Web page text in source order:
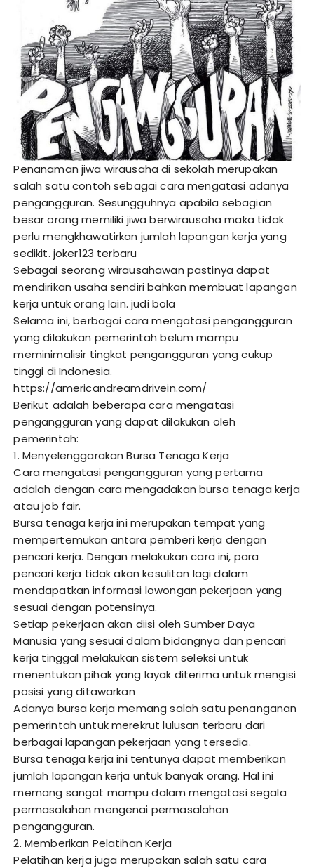
Penanaman jiwa wirausaha di sekolah merupakan
salah satu contoh sebagai cara mengatasi adanya
pengangguran. Sesungguhnya apabila sebagian
besar orang memiliki jiwa berwirausaha maka tidak
perlu mengkhawatirkan jumlah lapangan kerja yang
sedikit. joker123 terbaru
Sebagai seorang wirausahawan pastinya dapat
mendirikan usaha sendiri bahkan membuat lapangan
kerja untuk orang lain.judi bola
Selama ini, berbagai cara mengatasi pengangguran
yang dilakukan pemerintah belum mampu
meminimalisir tingkat pengangguran yang cukup
tinggi di Indonesia.
https://americandreamdrivein.com/
Berikut adalah beberapa cara mengatasi
pengangguran yang dapat dilakukan oleh
pemerintah:
1. Menyelenggarakan Bursa Tenaga Kerja
Cara mengatasi pengangguran yang pertama
adalah dengan cara mengadakan bursa tenaga kerja
atau job fair.
Bursa tenaga kerja ini merupakan tempat yang
mempertemukan antara pemberi kerja dengan
pencari kerja. Dengan melakukan cara ini, para
pencari kerja tidak akan kesulitan lagi dalam
mendapatkan informasi lowongan pekerjaan yang
sesuai dengan potensinya.
Setiap pekerjaan akan diisi oleh Sumber Daya
Manusia yang sesuai dalam bidangnya dan pencari
kerja tinggal melakukan sistem seleksi untuk
menentukan pihak yang layak diterima untuk mengisi
posisi yang ditawarkan
Adanya bursa kerja memang salah satu penanganan
pemerintah untuk merekrut lulusan terbaru dari
berbagai lapangan pekerjaan yang tersedia.
Bursa tenaga kerja ini tentunya dapat memberikan
jumlah lapangan kerja untuk banyak orang. Hal ini
memang sangat mampu dalam mengatasi segala
permasalahan mengenai permasalahan
pengangguran.
2. Memberikan Pelatihan Kerja
Pelatihan kerja juga merupakan salah satu cara